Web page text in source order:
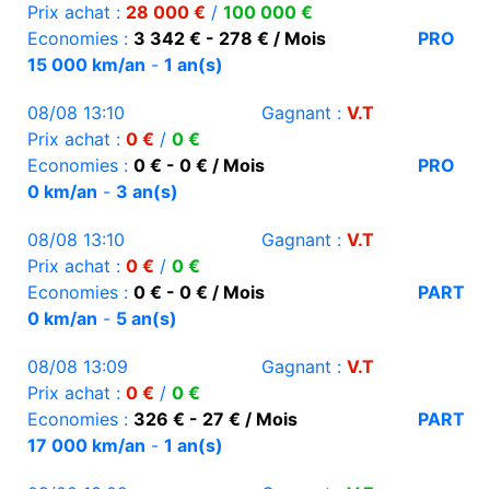
Prix achat : 28 000 € / 100 000 €
Economies : 3 342 € - 278 € / Mois
PRO
15 000 km/an - 1 an(s)
08/08 13:10 Gagnant : V.T
Prix achat : 0 € / 0 €
Economies : 0 € - 0 € / Mois
PRO
0 km/an - 3 an(s)
08/08 13:10 Gagnant : V.T
Prix achat : 0 € / 0 €
Economies : 0 € - 0 € / Mois
PART
0 km/an - 5 an(s)
08/08 13:09 Gagnant : V.T
Prix achat : 0 € / 0 €
Economies : 326 € - 27 € / Mois
PART
17 000 km/an - 1 an(s)